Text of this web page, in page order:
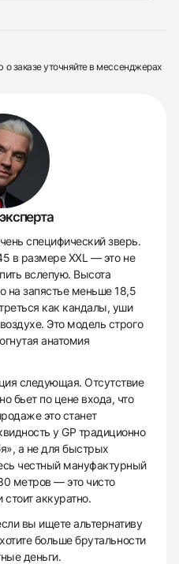
о заказеуточняйте в мессенджерах
специфический зверь.
в размере XXL — это не
вслепую. Высота
на запястье меньше 18,5
как кандалы, уши
Это модель строго
анатомия
следующая. Отсутствие
бьет по цене входа, что
это станет
у GP традиционно
а не для быстрых
честный мануфактурный
метров — это чисто
аккуратно.
вы ищете альтернативу
больше брутальности
деньги.